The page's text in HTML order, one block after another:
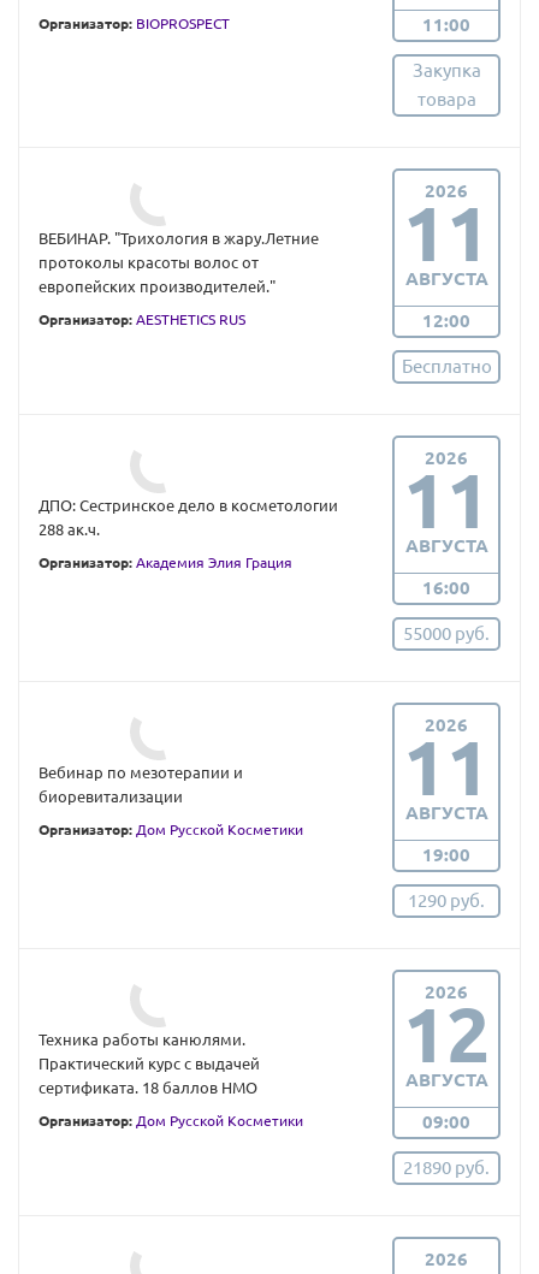
Организатор: BIOPROSPECT 11:00
Закупка
товара
ВЕБИНАР. "Трихология в жару.Летние
протоколы красоты волос от
европейских производителей."
Организатор: AESTHETICS RUS
2026
11
АВГУСТА
12:00
Бесплатно
ДПО: Сестринское дело в косметологии
288 ак.ч.
Организатор: Академия Элия Грация
2026
11
АВГУСТА
16:00
55000 руб.
Вебинар по мезотерапии и
биоревитализации
Организатор: Дом Русской Косметики
2026
11
АВГУСТА
19:00
1290 руб.
Техника работы канюлями.
Практический курс с выдачей
сертификата. 18 баллов НМО
Организатор: Дом Русской Косметики
2026
12
АВГУСТА
09:00
21890 руб.
2026